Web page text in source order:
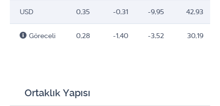
USD 0,35 -0,31 -9,95 42,93
Göreceli 0,28 -1,40 -3,52 30,19
Ortaklık Yapısı